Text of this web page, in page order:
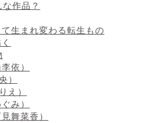
作品？
生まれ変わる転生もの
依）
）
え）
み）
舞菜香）